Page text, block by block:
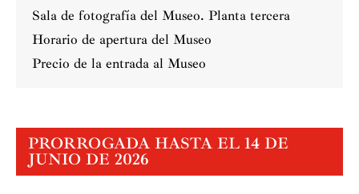
Sala de fotografía del Museo. Planta tercera
Horario de apertura del Museo
Precio de la entrada al Museo
PRORROGADA HASTA EL 14 DE
JUNIO DE 2026